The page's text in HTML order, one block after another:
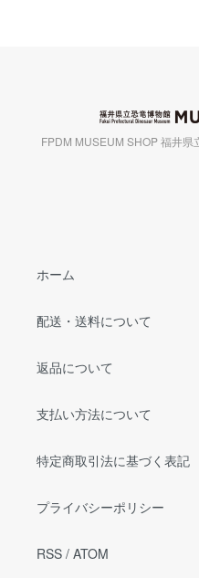
FPDM MUSEUM SHOP 福井
ホーム
配送・送料について
返品について
支払い方法について
特定商取引法に基づく表記
プライバシーポリシー
RSS / ATOM